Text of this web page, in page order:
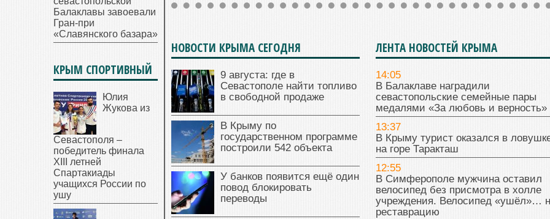
НОВОСТИ КРЫМА СЕГОДНЯ
9 августа: где в
Севастополе найти топливо
в свободной продаже
В Крыму по
государственном программе
построили 542 объекта
У банков появится ещё один
повод блокировать
переводы
ЛЕНТА НОВОСТЕЙ КРЫМА
14:05
В Балаклаве наградили
севастопольские семейные пары
медалями «За любовь и верность»
13:37
В Крыму турист оказался в
на горе Таракташ
12:55
В Симферополе мужчина оставил
велосипед без присмотра в холле
учреждения. Велосипед «ушёл»…
реставрацию
Балаклавы завоевали
Гран-при
«Славянского базара»
КРЫМ СПОРТИВНЫЙ
Юлия
Жукова из
Севастополя –
победитель финала
XIII летней
Спартакиады
учащихся России по
ушу